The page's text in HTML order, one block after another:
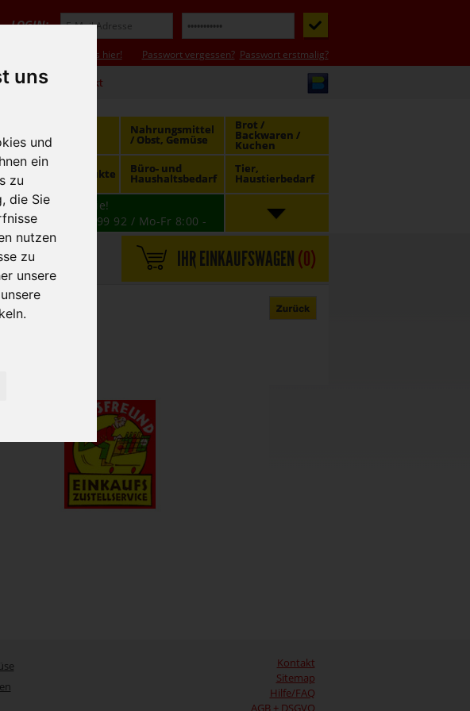
uns
und
ein
zu
die Sie
nutzen
zu
unsere
LOGIN:
Neukunde? Infos hier! Passwort vergessen? Passwort erstmalig?
Kontakt
Kaffee / Tee Nahrungsmittel
/ Obst, Gemüse
Brot /
Backwaren /
Kuchen
Hygieneprodukte Büro- und
Haushaltsbedarf
Tier,
Haustierbedarf
für Sie!
auf: 01 599 92 / Mo-Fr 8:00 -
IHR EINKAUFSWAGEN(0)
Kontakt
Sitemap
Hilfe/FAQ
AGB + DSGVO